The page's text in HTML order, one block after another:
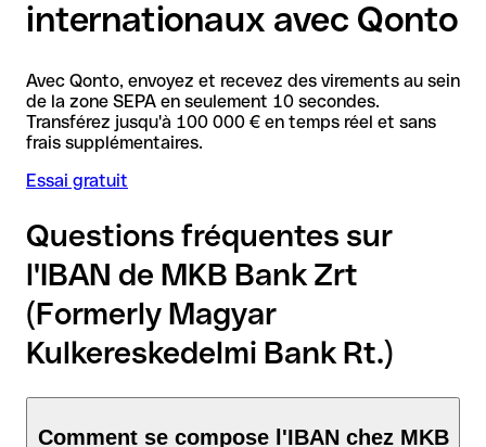
internationaux avec Qonto
Avec Qonto, envoyez et recevez des virements au sein
de la zone SEPA en seulement 10 secondes.
Transférez jusqu'à 100 000 € en temps réel et sans
frais supplémentaires.
Essai gratuit
Questions fréquentes sur
l'IBAN de MKB Bank Zrt
(Formerly Magyar
Kulkereskedelmi Bank Rt.)
Comment se compose l'IBAN chez MKB